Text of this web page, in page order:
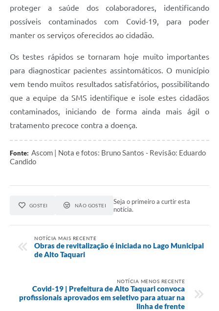
proteger a saúde dos colaboradores, identificando
possíveis contaminados com Covid-19, para poder
manter os serviços oferecidos ao cidadão.
Os testes rápidos se tornaram hoje muito importantes
para diagnosticar pacientes assintomáticos. O município
vem tendo muitos resultados satisfatórios, possibilitando
que a equipe da SMS identifique e isole estes cidadãos
contaminados, iniciando de forma ainda mais ágil o
tratamento precoce contra a doença.
Fonte: Ascom | Nota e fotos: Bruno Santos - Revisão: Eduardo
Candido
GOSTEI NÃO GOSTEI
Seja o primeiro a curtir esta
notícia.
NOTÍCIA MAIS RECENTE
Obras de revitalização é iniciada no Lago Municipal
de Alto Taquari
NOTÍCIA MENOS RECENTE
Covid-19 | Prefeitura de Alto Taquari convoca
profissionais aprovados em seletivo para atuar na
linha de frente